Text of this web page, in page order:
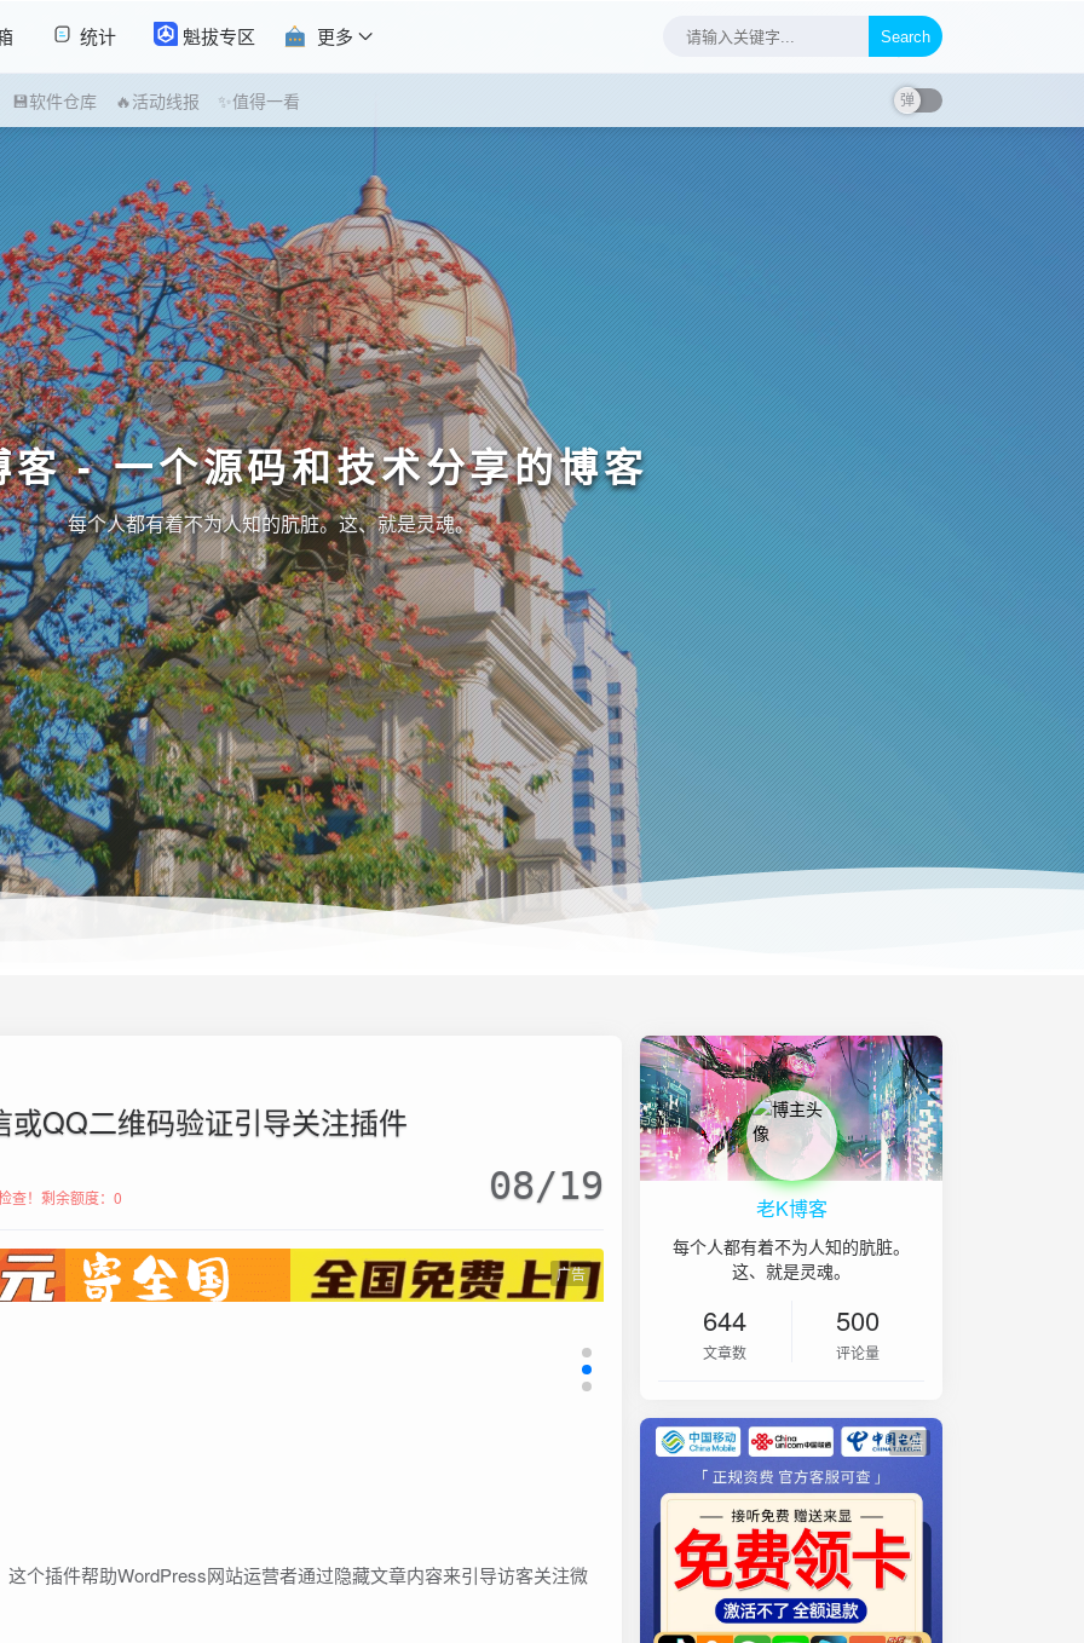
统计 魁拔专区 更多 Search
💾软件仓库 🔥活动线报 ✨值得一看
客 - 一个源码和技术分享的博客
每个人都有着不为人知的肮脏。这、就是灵魂。
或QQ二维码验证引导关注插件
查！ 剩余额度：0 08/19
广告
个插件帮助WordPress网站运营者通过隐藏文章内容来引导访客关注微
老K博客
每个人都有着不为人知的肮脏。
这、就是灵魂。
644
文章数
500
评论量
广告